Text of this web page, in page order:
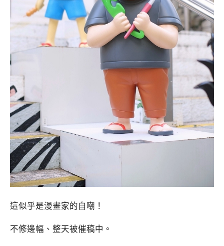
這似乎是漫畫家的自嘲！
不修邊幅、整天被催稿中。